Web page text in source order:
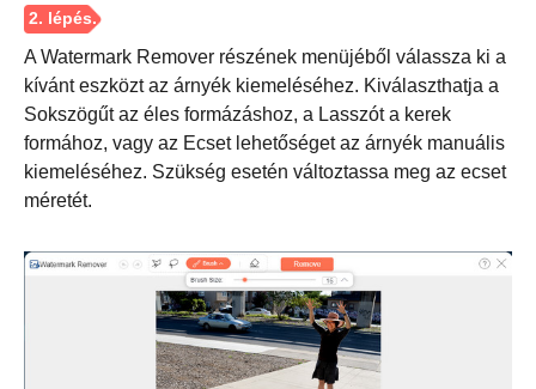
A Watermark Remover részének menüjéből válassza ki a
kívánt eszközt az árnyék kiemeléséhez. Kiválaszthatja a
Sokszögűt az éles formázáshoz, a Lasszót a kerek
formához, vagy az Ecset lehetőséget az árnyék manuális
kiemeléséhez. Szükség esetén változtassa meg az ecset
méretét.